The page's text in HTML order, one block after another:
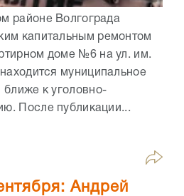
районе Волгограда
капитальным ремонтом
доме №6 на ул. им.
находится муниципальное
ближе к уголовно-
После публикации...
Андрей